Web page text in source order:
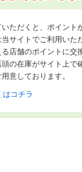
ただくと、ポイント
当サイトでご利用いた
る店舗のポイントに交
の在庫がサイト上で
意しております。
はコチラ